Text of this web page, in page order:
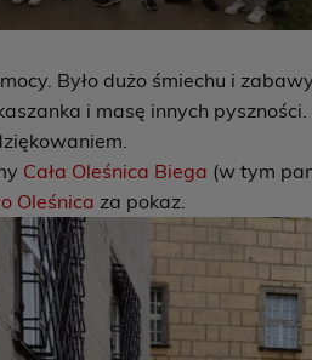
Było dużo śmiechu i
i masę innych
Cała Oleśnica Biega (w tym
Oleśnica za pokaz.